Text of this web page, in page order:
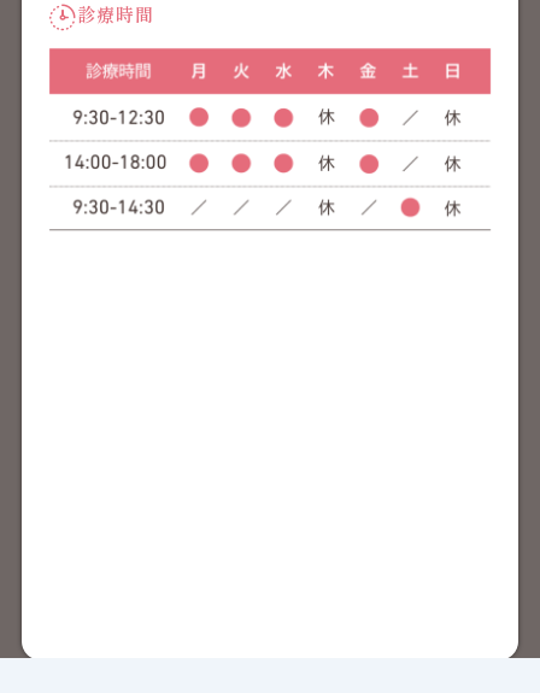
診療時間